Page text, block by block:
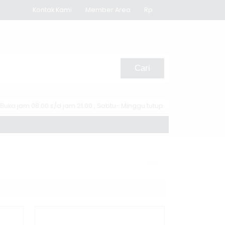
Kontak Kami Member Area Rp
Cari